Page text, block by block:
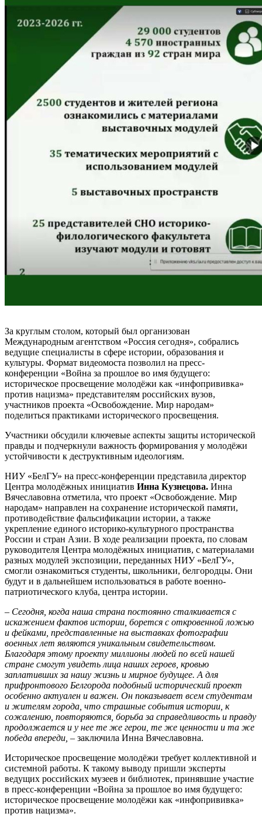
За круглым столом, который был организован
Международным агентством «Россия сегодня», собрались
ведущие специалисты в сфере истории, образования и
культуры. Формат видеомоста позволил на пресс-
конференции «Война за прошлое во имя будущего:
историческое просвещение молодёжи как «инфопрививка»
против нацизма» представителям российских вузов,
участников проекта «Освобождение. Мир народам»
поделиться практиками исторического просвещения.
Участники обсудили ключевые аспекты защиты исторической
правды и подчеркнули важность формирования у молодёжи
устойчивости к деструктивным идеологиям.
НИУ «БелГУ» на пресс-конференции представила директор
Центра молодёжных инициатив Инна Кузнецова. Инна
Вячеславовна отметила, что проект «Освобождение. Мир
народам» направлен на сохранение исторической памяти,
противодействие фальсификации истории, а также
укрепление единого историко-культурного пространства
России и стран Азии. В ходе реализации проекта, по словам
руководителя Центра молодёжных инициатив, с материалами
разных модулей экспозиции, переданных НИУ «БелГУ»,
смогли ознакомиться студенты, школьники, белгородцы. Они
будут и в дальнейшем использоваться в работе военно-
патриотического клуба, центра истории.
– Сегодня, когда наша страна постоянно сталкивается с
искажением фактов истории, борется с откровенной ложью
и фейками, представленные на выставках фотографии
военных лет являются уникальным свидетельством.
Благодаря этому проекту миллионы людей по всей нашей
стране смогут увидеть лица наших героев, кровью
заплативших за нашу жизнь и мирное будущее. А для
прифронтового Белгорода подобный исторический проект
особенно актуален и важен. Он показывает всем студентам
и жителям города, что страшные события истории, к
сожалению, повторяются, борьба за справедливость и правду
продолжается и у нее те же герои, те же ценности и та же
победа впереди, – заключила Инна Вячеславовна.
Историческое просвещение молодёжи требует коллективной и
системной работы. К такому выводу пришли эксперты
ведущих российских музеев и библиотек, принявшие участие
в пресс-конференции «Война за прошлое во имя будущего:
историческое просвещение молодёжи как «инфопрививка»
против нацизма».